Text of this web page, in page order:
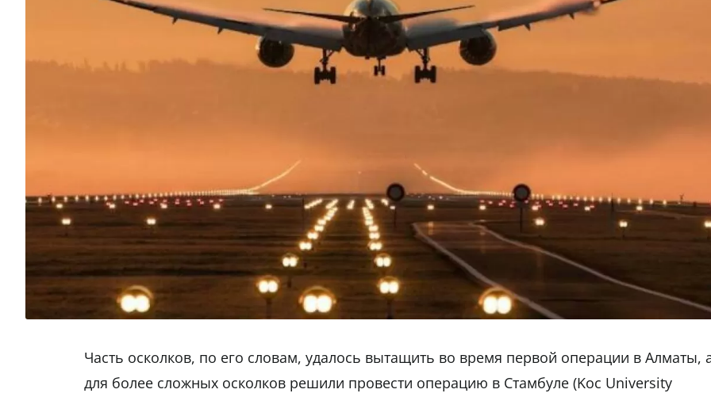
Часть осколков, по его словам, удалось вытащить во время первой операции в Алматы,
для более сложных осколков решили провести операцию в Стамбуле (Koc University